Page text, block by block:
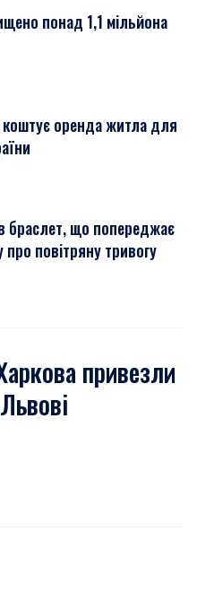
понад 1,1 мільйона
коштує оренда житла для
браслет, що попереджає
повітряну тривогу
привезли